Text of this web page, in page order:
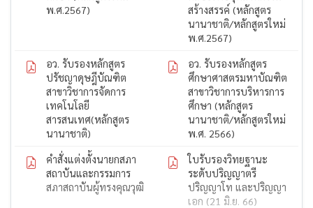
พ.ศ.2567)
สร้างสรรค์ (หลักสูตร
นานาชาติ/หลักสูตรใหม่
พ.ศ.2567)
อว. รับรองหลักสูตร
ปรัชญาดุษฎีบัณฑิต
สาขาวิชาการจัดการ
เทคโนโลยี
สารสนเทศ(หลักสูตร
นานาชาติ)
อว. รับรองหลักสูตร
ศึกษาศาสตรมหาบัณฑิต
สาขาวิชาการบริหารการ
ศึกษา (หลักสูตร
นานาชาติ/หลักสูตรใหม่
พ.ศ. 2566)
คำสั่งแต่งตั้งนายกสภา
สถาบันและกรรมการ
สภาสถาบันผู้ทรงคุณวุฒิ
ใบรับรองวิทยฐานะ
ระดับปริญญาตรี
ปริญญาโท และปริญญา
เอก (21 มิ.ย. 66)